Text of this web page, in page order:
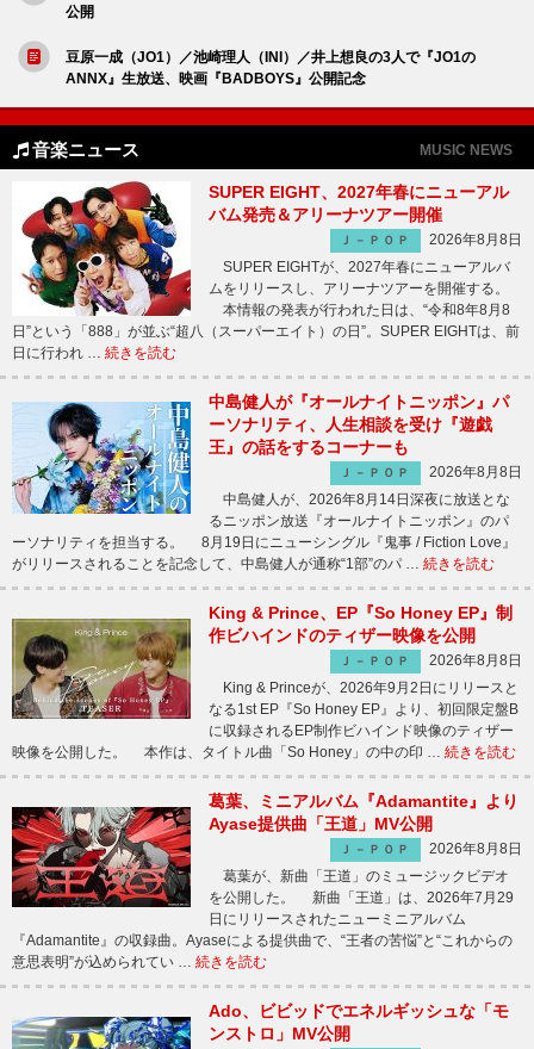
公開
豆原一成（JO1）／池崎理人（INI）／井上想良の3人で『JO1の
ANNX』生放送、映画『BADBOYS』公開記念
音楽ニュース MUSIC NEWS
SUPER EIGHT、2027年春にニューアル
バム発売＆アリーナツアー開催
Ｊ－ＰＯＰ
2026年8月8日
SUPER EIGHTが、2027年春にニューアルバ
ムをリリースし、アリーナツアーを開催する。
本情報の発表が行われた日は、“令和8年8月8
日”という「888」が並ぶ“超八（スーパーエイト）の日”。SUPER EIGHTは、前
日に行われ … 続きを読む
中島健人が『オールナイトニッポン』パ
ーソナリティ、人生相談を受け『遊戯
王』の話をするコーナーも
Ｊ－ＰＯＰ
2026年8月8日
中島健人が、2026年8月14日深夜に放送とな
るニッポン放送『オールナイトニッポン』のパ
ーソナリティを担当する。 8月19日にニューシングル『鬼事 / Fiction Love』
がリリースされることを記念して、中島健人が通称“1部”のパ … 続きを読む
King & Prince、EP『So Honey EP』制
作ビハインドのティザー映像を公開
Ｊ－ＰＯＰ
2026年8月8日
King & Princeが、2026年9月2日にリリースと
なる1st EP『So Honey EP』より、初回限定盤B
に収録されるEP制作ビハインド映像のティザー
映像を公開した。 本作は、タイトル曲「So Honey」の中の印 … 続きを読む
葛葉、ミニアルバム『Adamantite』より
Ayase提供曲「王道」MV公開
Ｊ－ＰＯＰ
2026年8月8日
葛葉が、新曲「王道」のミュージックビデオ
を公開した。 新曲「王道」は、2026年7月29
日にリリースされたニューミニアルバム
『Adamantite』の収録曲。Ayaseによる提供曲で、“王者の苦悩”と“これからの
意思表明”が込められてい … 続きを読む
Ado、ビビッドでエネルギッシュな「モ
ンストロ」MV公開